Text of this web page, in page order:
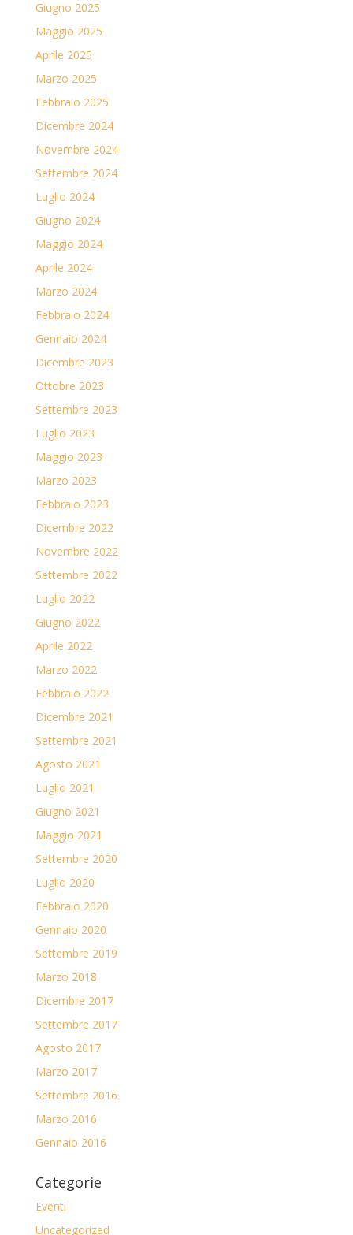
Giugno 2025
Maggio 2025
Aprile 2025
Marzo 2025
Febbraio 2025
Dicembre 2024
Novembre 2024
Settembre 2024
Luglio 2024
Giugno 2024
Maggio 2024
Aprile 2024
Marzo 2024
Febbraio 2024
Gennaio 2024
Dicembre 2023
Ottobre 2023
Settembre 2023
Luglio 2023
Maggio 2023
Marzo 2023
Febbraio 2023
Dicembre 2022
Novembre 2022
Settembre 2022
Luglio 2022
Giugno 2022
Aprile 2022
Marzo 2022
Febbraio 2022
Dicembre 2021
Settembre 2021
Agosto 2021
Luglio 2021
Giugno 2021
Maggio 2021
Settembre 2020
Luglio 2020
Febbraio 2020
Gennaio 2020
Settembre 2019
Marzo 2018
Dicembre 2017
Settembre 2017
Agosto 2017
Marzo 2017
Settembre 2016
Marzo 2016
Gennaio 2016
Categorie
Eventi
Uncategorized